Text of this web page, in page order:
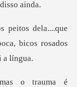
.que
bicos r
auma é